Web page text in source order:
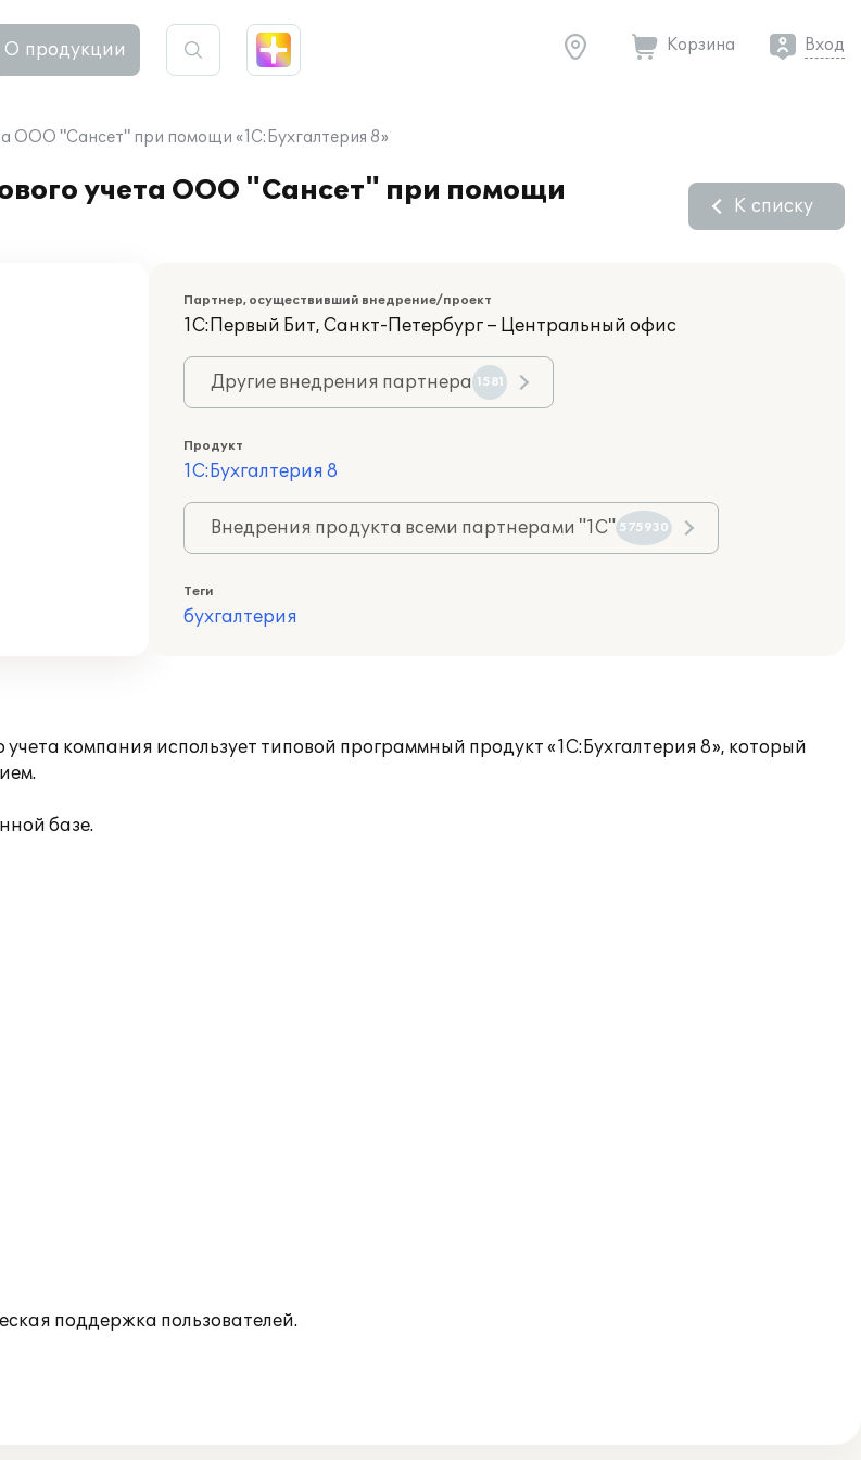
О продукции Корзина Вход
ООО "Сансет" при помощи «1С:Бухгалтерия 8»
учета ООО "Сансет" при помощи
К списку
Партнер, осуществивший внедрение/проект
1С:Первый Бит, Санкт-Петербург – Центральный офис
Другие внедрения партнера 1581
Продукт
1С:Бухгалтерия 8
Внедрения продукта всеми партнерами "1С" 575930
Теги
бухгалтерия
компания использует типовой программный продукт «1С:Бухгалтерия 8», который
базе.
поддержка пользователей.